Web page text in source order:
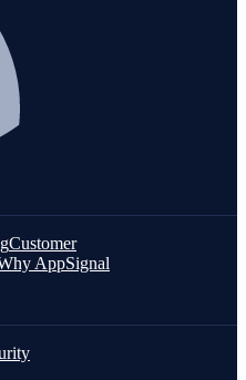
Customer
AppSignal